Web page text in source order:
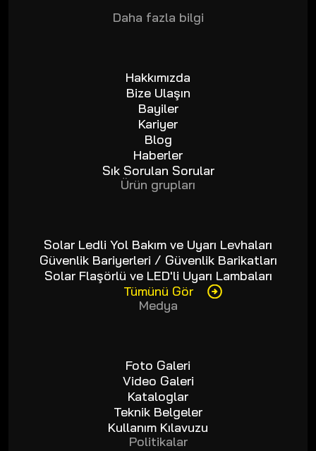
Daha fazla bilgi
Hakkımızda
Bize Ulaşın
Bayiler
Kariyer
Blog
Haberler
Sık Sorulan Sorular
Ürün grupları
Solar Ledli Yol Bakım ve Uyarı Levhaları
Güvenlik Bariyerleri / Güvenlik Barikatları
Solar Flaşörlü ve LED'li Uyarı Lambaları
Tümünü Gör
Medya
Foto Galeri
Video Galeri
Kataloglar
Teknik Belgeler
Kullanım Kılavuzu
Politikalar